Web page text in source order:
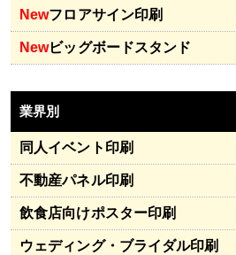
Newフロアサイン印刷
Newビッグボードスタンド
業界別
同人イベント印刷
不動産パネル印刷
飲食店向けポスター印刷
ウェディング・ブライダル印刷